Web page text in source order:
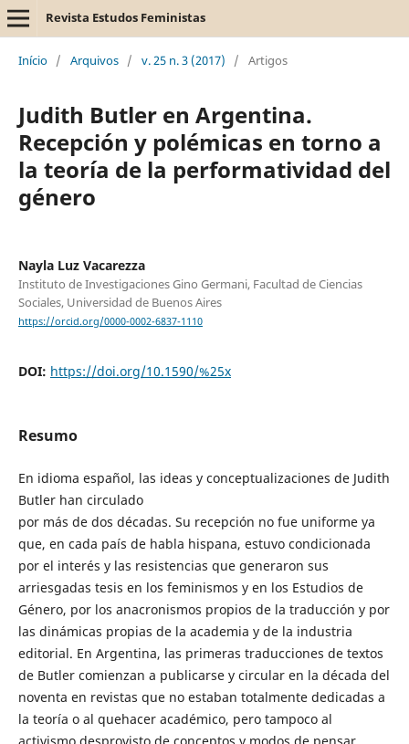
Revista Estudos Feministas
Início / Arquivos / v. 25 n. 3 (2017) / Artigos
Judith Butler en Argentina.
Recepción y polémicas en torno a
la teoría de la performatividad del
género
Nayla Luz Vacarezza
Instituto de Investigaciones Gino Germani, Facultad de Ciencias
Sociales, Universidad de Buenos Aires
https://orcid.org/0000-0002-6837-1110
DOI: https://doi.org/10.1590/%25x
Resumo
En idioma español, las ideas y conceptualizaciones de Judith
Butler han circulado
por más de dos décadas. Su recepción no fue uniforme ya
que, en cada país de habla hispana, estuvo condicionada
por el interés y las resistencias que generaron sus
arriesgadas tesis en los feminismos y en los Estudios de
Género, por los anacronismos propios de la traducción y por
las dinámicas propias de la academia y de la industria
editorial. En Argentina, las primeras traducciones de textos
de Butler comienzan a publicarse y circular en la década del
noventa en revistas que no estaban totalmente dedicadas a
la teoría o al quehacer académico, pero tampoco al